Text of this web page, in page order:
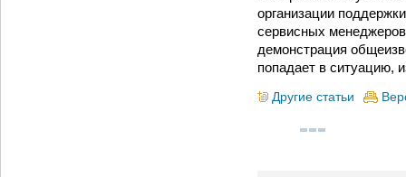
организации
сервисных
демонстрация
попадает в ситуацию,
Другие статьи